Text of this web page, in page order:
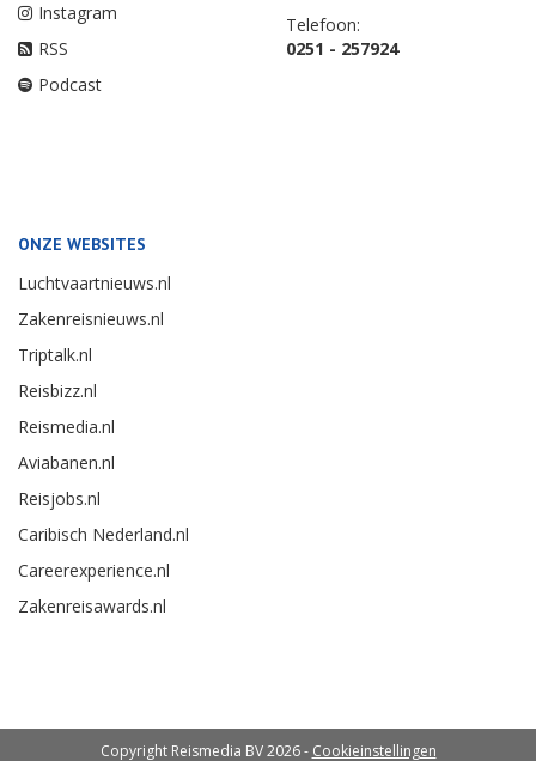
Instagram
RSS
Podcast
Telefoon:
0251 - 257924
ONZE WEBSITES
Luchtvaartnieuws.nl
Zakenreisnieuws.nl
Triptalk.nl
Reisbizz.nl
Reismedia.nl
Aviabanen.nl
Reisjobs.nl
Caribisch Nederland.nl
Careerexperience.nl
Zakenreisawards.nl
Copyright Reismedia BV 2026 - Cookieinstellingen